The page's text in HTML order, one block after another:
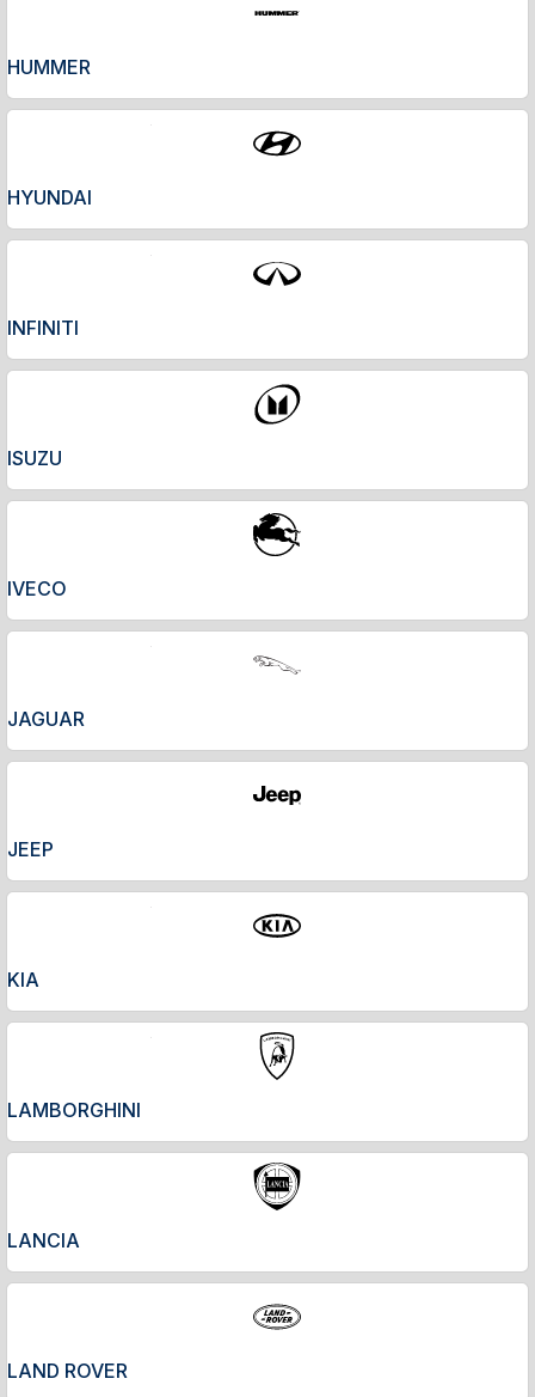
HUMMER
HYUNDAI
INFINITI
ISUZU
IVECO
JAGUAR
JEEP
KIA
LAMBORGHINI
LANCIA
LAND ROVER